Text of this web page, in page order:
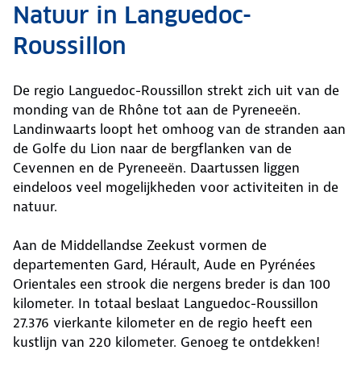
Natuur in Languedoc-
Roussillon
De regio Languedoc-Roussillon strekt zich uit van de
monding van de Rhône tot aan de Pyreneeën.
Landinwaarts loopt het omhoog van de stranden aan
de Golfe du Lion naar de bergflanken van de
Cevennen en de Pyreneeën. Daartussen liggen
eindeloos veel mogelijkheden voor activiteiten in de
natuur.
Aan de Middellandse Zeekust vormen de
departementen Gard, Hérault, Aude en Pyrénées
Orientales een strook die nergens breder is dan 100
kilometer. In totaal beslaat Languedoc-Roussillon
27.376 vierkante kilometer en de regio heeft een
kustlijn van 220 kilometer. Genoeg te ontdekken!